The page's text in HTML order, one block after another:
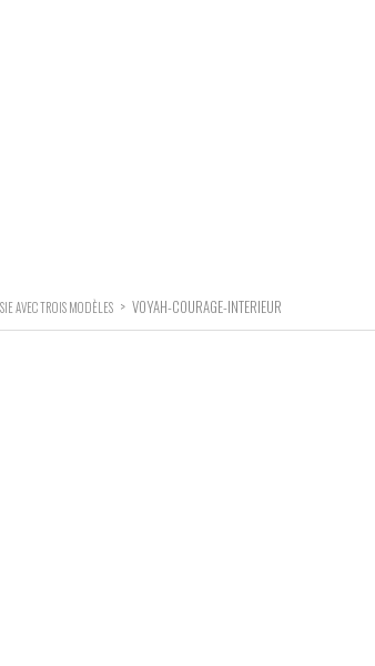
AVEC TROIS MODÈLES > VOYAH-COURAGE-INTERIEUR